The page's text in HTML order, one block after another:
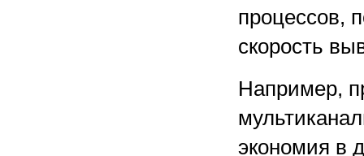
процессов,
скорость
Например,
экономия в